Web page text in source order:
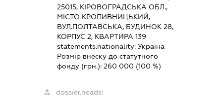
25015, КІРОВОГРАДСЬКА ОБЛ.,
МІСТО КРОПИВНИЦЬКИЙ,
ВУЛ.ПОЛТАВСЬКА, БУДИНОК 28,
КОРПУС 2, КВАРТИРА 139
statements.nationality: Україна
Розмір внеску до статутного
фонду (грн.): 260 000 (100 %)
dossier.heads: